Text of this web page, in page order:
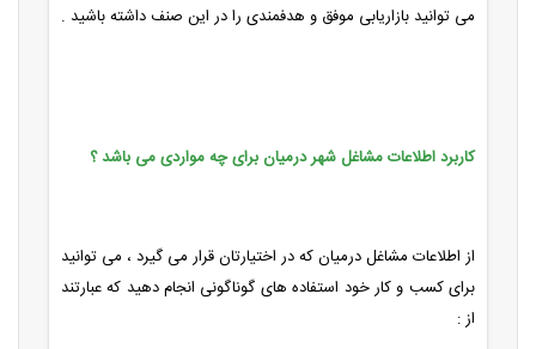
می توانید بازاریابی موفق و هدفمندی را در این صنف داشته باشید .
کاربرد اطلاعات مشاغل شهر درمیان برای چه مواردی می باشد ؟
از اطلاعات مشاغل درمیان که در اختیارتان قرار می گیرد ، می توانید
برای کسب و کار خود استفاده های گوناگونی انجام دهید که عبارتند
از :